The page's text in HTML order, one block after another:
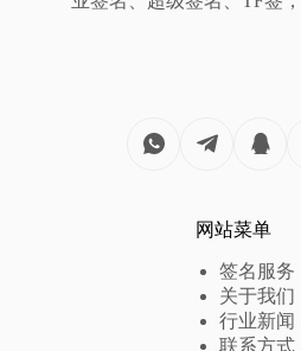
网站菜单
签名服务
关于我们
行业新闻
联系方式